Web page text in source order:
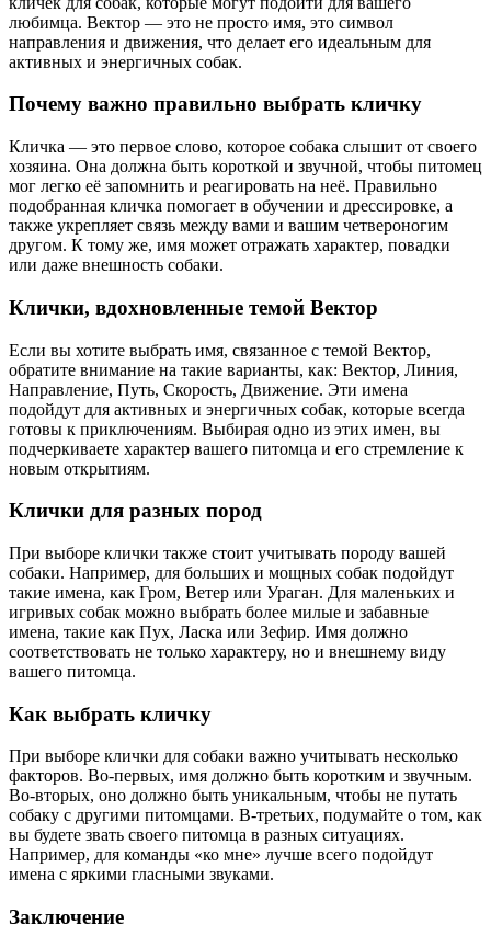
любимца. Вектор — это не просто имя, это символ
направления и движения, что делает его идеальным для
активных и энергичных собак.
Почему важно правильно выбрать кличку
Кличка — это первое слово, которое собака слышит от своего
хозяина. Она должна быть короткой и звучной, чтобы питомец
мог легко её запомнить и реагировать на неё. Правильно
подобранная кличка помогает в обучении и дрессировке, а
также укрепляет связь между вами и вашим четвероногим
другом. К тому же, имя может отражать характер, повадки
или даже внешность собаки.
Клички, вдохновленные темой Вектор
Если вы хотите выбрать имя, связанное с темой Вектор,
обратите внимание на такие варианты, как: Вектор, Линия,
Направление, Путь, Скорость, Движение. Эти имена
подойдут для активных и энергичных собак, которые всегда
готовы к приключениям. Выбирая одно из этих имен, вы
подчеркиваете характер вашего питомца и его стремление к
новым открытиям.
Клички для разных пород
При выборе клички также стоит учитывать породу вашей
собаки. Например, для больших и мощных собак подойдут
такие имена, как Гром, Ветер или Ураган. Для маленьких и
игривых собак можно выбрать более милые и забавные
имена, такие как Пух, Ласка или Зефир. Имя должно
соответствовать не только характеру, но и внешнему виду
вашего питомца.
Как выбрать кличку
При выборе клички для собаки важно учитывать несколько
факторов. Во-первых, имя должно быть коротким и звучным.
Во-вторых, оно должно быть уникальным, чтобы не путать
собаку с другими питомцами. В-третьих, подумайте о том, как
вы будете звать своего питомца в разных ситуациях.
Например, для команды «ко мне» лучше всего подойдут
имена с яркими гласными звуками.
Заключение